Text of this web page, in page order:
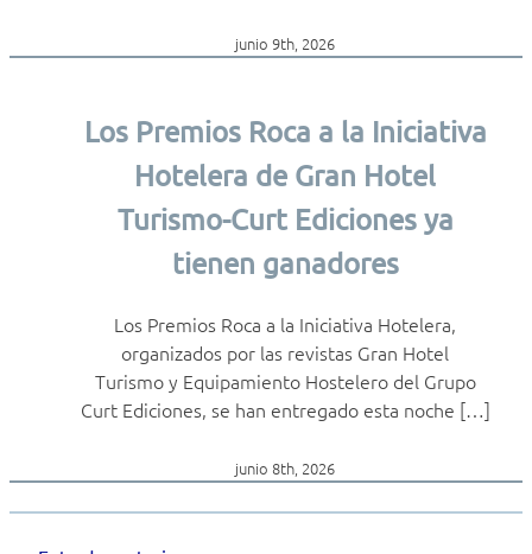
junio 9th, 2026
Los Premios Roca a la Iniciativa
Hotelera de Gran Hotel
Turismo-Curt Ediciones ya
tienen ganadores
Los Premios Roca a la Iniciativa Hotelera,
organizados por las revistas Gran Hotel
Turismo y Equipamiento Hostelero del Grupo
Curt Ediciones, se han entregado esta noche […]
junio 8th, 2026